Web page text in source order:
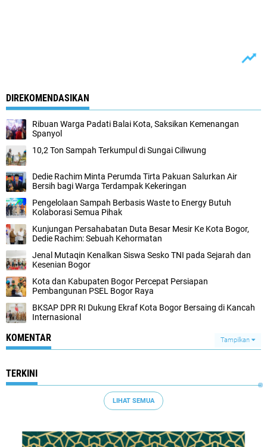
DIREKOMENDASIKAN
Ribuan Warga Padati Balai Kota, Saksikan Kemenangan
Spanyol
10,2 Ton Sampah Terkumpul di Sungai Ciliwung
Dedie Rachim Minta Perumda Tirta Pakuan Salurkan Air
Bersih bagi Warga Terdampak Kekeringan
Pengelolaan Sampah Berbasis Waste to Energy Butuh
Kolaborasi Semua Pihak
Kunjungan Persahabatan Duta Besar Mesir Ke Kota Bogor,
Dedie Rachim: Sebuah Kehormatan
Jenal Mutaqin Kenalkan Siswa Sesko TNI pada Sejarah dan
Kesenian Bogor
Kota dan Kabupaten Bogor Percepat Persiapan
Pembangunan PSEL Bogor Raya
BKSAP DPR RI Dukung Ekraf Kota Bogor Bersaing di Kancah
Internasional
KOMENTAR Tampilkan
TERKINI
LIHAT SEMUA